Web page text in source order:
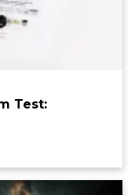
Test: